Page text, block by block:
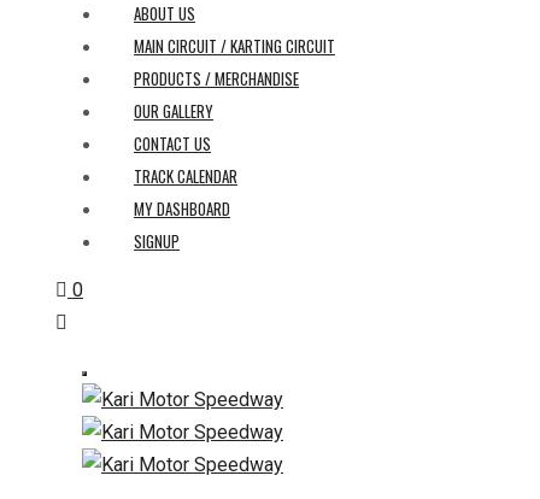
ABOUT US
MAIN CIRCUIT / KARTING CIRCUIT
PRODUCTS / MERCHANDISE
OUR GALLERY
CONTACT US
TRACK CALENDAR
MY DASHBOARD
SIGNUP
0